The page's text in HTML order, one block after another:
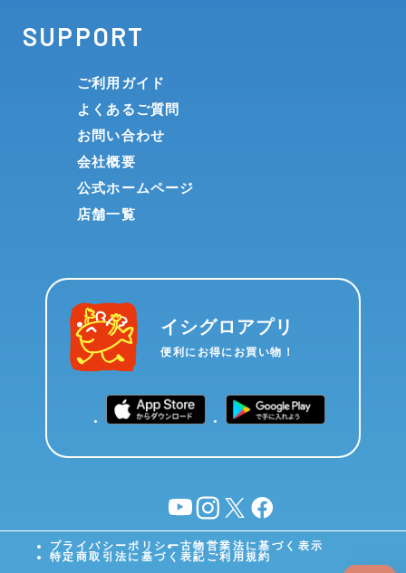
SUPPORT
ご利用ガイド
よくあるご質問
お問い合わせ
会社概要
公式ホームページ
店舗一覧
イシグロアプリ
便利にお得にお買い物！
YouTubeinstagram
X facebook
プライバシーポリシー古物営業法に基づく表示
特定商取引法に基づく表記 ご利用規約